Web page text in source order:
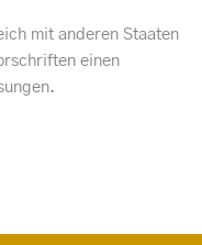
mit anderen Staaten
einen